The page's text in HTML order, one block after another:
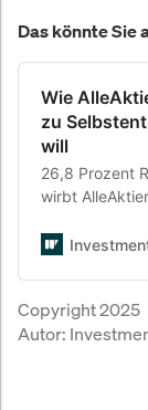
Das könnte Sie
Wie
zu
will
26,8 Prozent
wirbt
warnen vor
Copyright 2025
Autor: